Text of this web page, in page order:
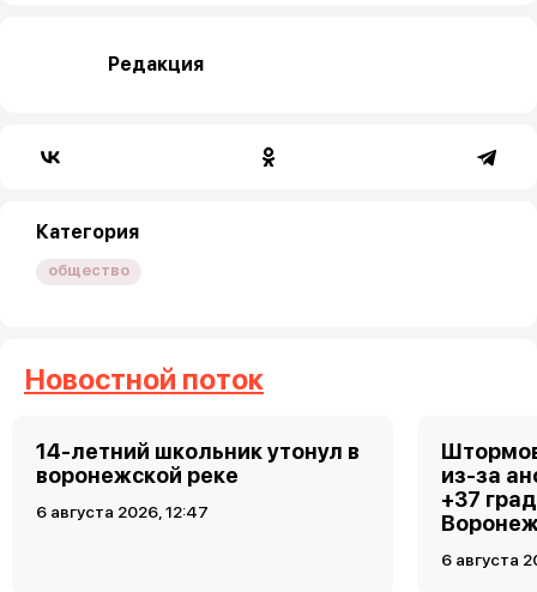
Редакция
Категория
общество
Новостной поток
14-летний школьник утонул в
воронежской реке
6 августа 2026, 12:47
из-за
+37
6 августа